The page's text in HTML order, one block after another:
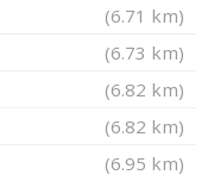
(6.71 km)
(6.73 km)
(6.82 km)
(6.82 km)
(6.95 km)